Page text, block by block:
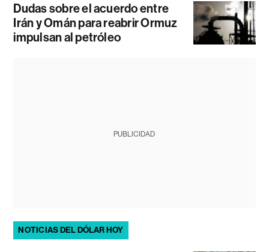
Dudas sobre el acuerdo entre
Irán y Omán para reabrir Ormuz
impulsan al petróleo
PUBLICIDAD
NOTICIAS DEL DÓLAR HOY